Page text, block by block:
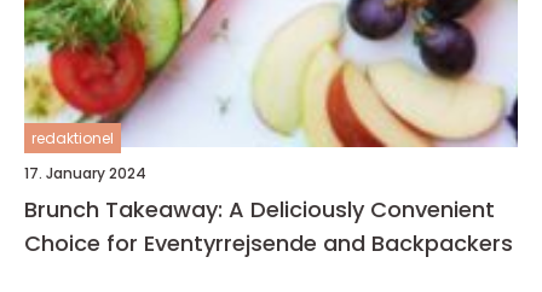
redaktionel
17. January 2024
Brunch Takeaway: A Deliciously Convenient
Choice for Eventyrrejsende and Backpackers